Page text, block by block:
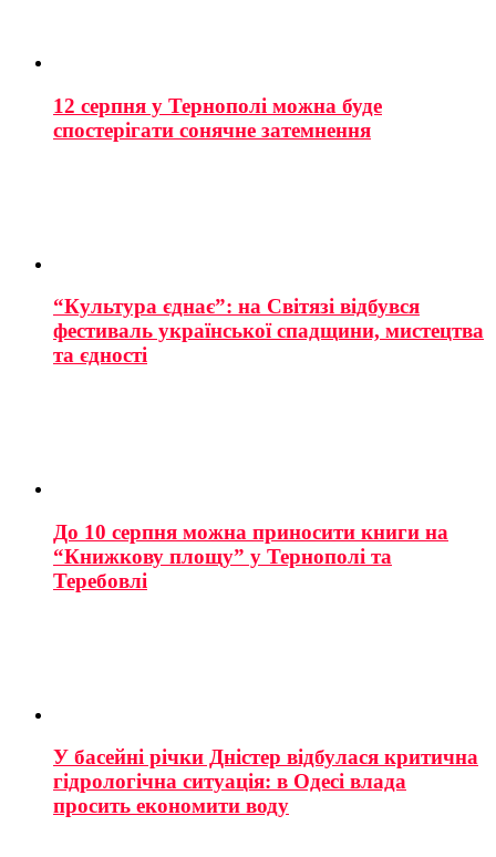
12 серпня у Тернополі можна буде
спостерігати сонячне затемнення
“Культура єднає”: на Світязі відбувся
фестиваль української спадщини, мистецтва
та єдності
До 10 серпня можна приносити книги на
“Книжкову площу” у Тернополі та
Теребовлі
У басейні річки Дністер відбулася критична
гідрологічна ситуація: в Одесі влада
просить економити воду